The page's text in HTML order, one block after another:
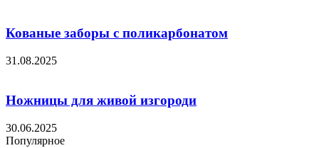
Кованые заборы с поликарбонатом
31.08.2025
Ножницы для живой изгороди
30.06.2025
Популярное